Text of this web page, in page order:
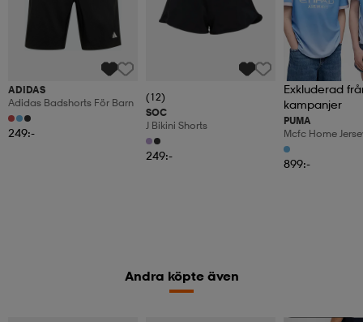
ADIDAS
Adidas Badshorts För Barn
249:-
(12)
SOC
J Bikini Shorts
249:-
Exkluderad
kampanjer
PUMA
Mcfc Home
899:-
Andra köpte även